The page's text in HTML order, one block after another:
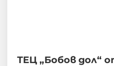
ТЕЦ „Бобов дол“